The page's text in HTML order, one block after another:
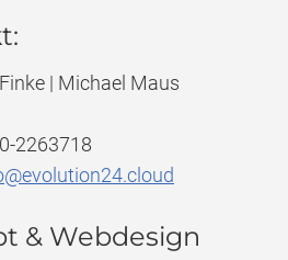
| Michael Maus
2263718
& Webdesign